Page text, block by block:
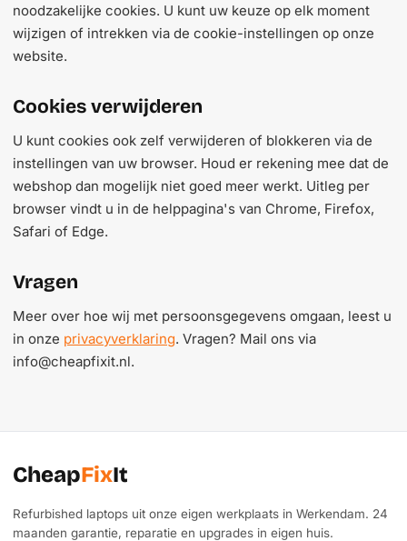
noodzakelijke cookies. U kunt uw keuze op elk moment
wijzigen of intrekken via de cookie-instellingen op onze
website.
Cookies verwijderen
U kunt cookies ook zelf verwijderen of blokkeren via de
instellingen van uw browser. Houd er rekening mee dat de
webshop dan mogelijk niet goed meer werkt. Uitleg per
browser vindt u in de helppagina's van Chrome, Firefox,
Safari of Edge.
Vragen
Meer over hoe wij met persoonsgegevens omgaan, leest u
in onze privacyverklaring. Vragen? Mail ons via
info@cheapfixit.nl.
CheapFixIt
Refurbished laptops uit onze eigen werkplaats in Werkendam. 24
maanden garantie, reparatie en upgrades in eigen huis.